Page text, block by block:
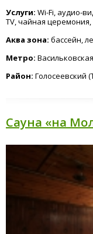
Услуги: Wi-Fi, аудио-
TV, чайная
Аква зона: бассейн,
Метро:
Район: Голосеевский
Сауна «на